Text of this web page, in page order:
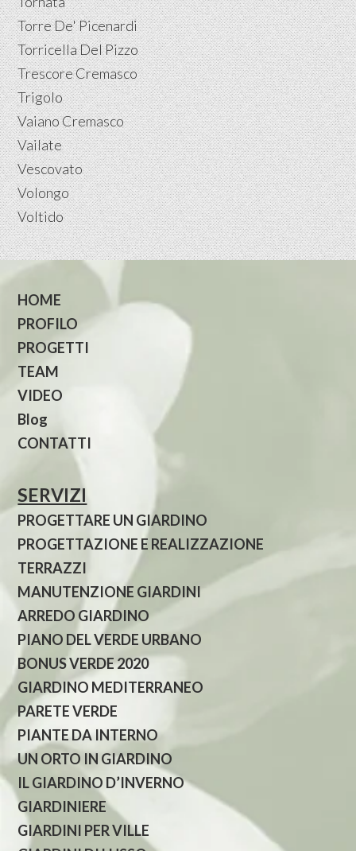
Torre De' Picenardi
Torricella Del Pizzo
Trescore Cremasco
Trigolo
Vaiano Cremasco
Vailate
Vescovato
Volongo
Voltido
HOME
PROFILO
PROGETTI
TEAM
VIDEO
Blog
CONTATTI
SERVIZI
PROGETTARE UN GIARDINO
PROGETTAZIONE E REALIZZAZIONE
TERRAZZI
MANUTENZIONE GIARDINI
ARREDO GIARDINO
PIANO DEL VERDE URBANO
BONUS VERDE 2020
GIARDINO MEDITERRANEO
PARETE VERDE
PIANTE DA INTERNO
UN ORTO IN GIARDINO
IL GIARDINO D’INVERNO
GIARDINIERE
GIARDINI PER VILLE